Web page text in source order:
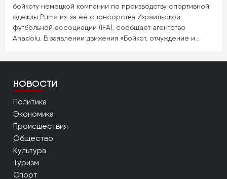
бойкоту немецкой компании по производству спортивной
одежды Puma из-за ее спонсорства Израильской
футбольной ассоциации (IFA), сообщает агентство
Anadolu. В заявлении движения «Бойкот, отчуждение и…
НОВОСТИ
Политика
Экономика
Происшествия
Общество
Культура
Туризм
Спорт